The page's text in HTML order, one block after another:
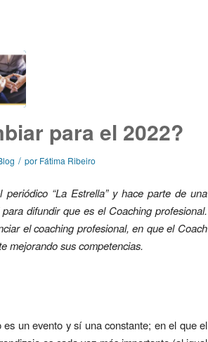
para el 2022?
/ por Fátima Ribeiro
“La Estrella” y hace parte de una
difundir que es el Coaching profesional.
el coaching profesional, en que el Coach
mejorando sus competencias.
un evento y sí una constante; en el que el